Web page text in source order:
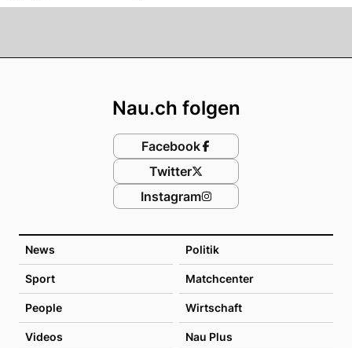
News Politik
Sport Matchcenter
People Wirtschaft
Videos Nau Plus
Nau.ch folgen
Facebook
Twitter
Instagram